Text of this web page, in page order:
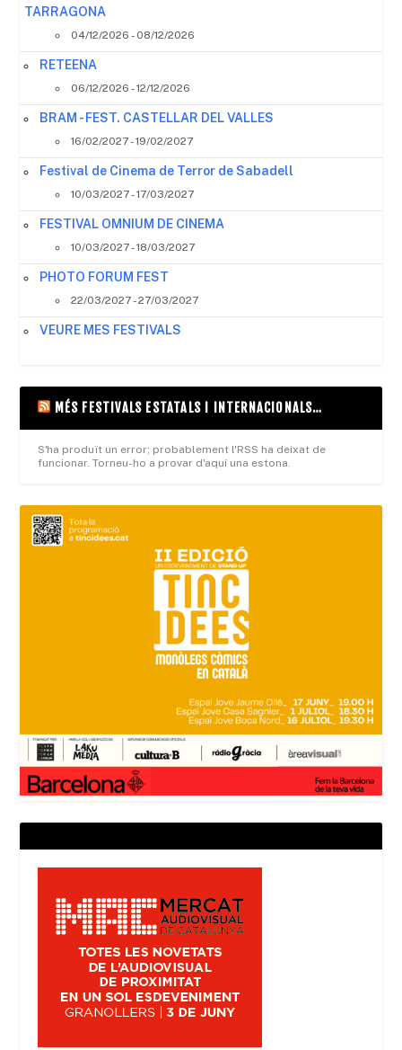
TARRAGONA
04/12/2026 - 08/12/2026
RETEENA
06/12/2026 - 12/12/2026
BRAM - FEST. CASTELLAR DEL VALLES
16/02/2027 - 19/02/2027
Festival de Cinema de Terror de Sabadell
10/03/2027 - 17/03/2027
FESTIVAL OMNIUM DE CINEMA
10/03/2027 - 18/03/2027
PHOTO FORUM FEST
22/03/2027 - 27/03/2027
VEURE MES FESTIVALS
MÉS FESTIVALS ESTATALS I INTERNACIONALS…
S'ha produït un error; probablement l'RSS ha deixat de
funcionar. Torneu-ho a provar d'aquí una estona.